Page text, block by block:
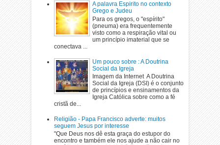
A palavra Espirito no contexto
Grego e Judeu
Para os gregos, o "espírito"
(pneuma) era frequentemente
visto como a respiração vital ou
um princípio imaterial que se
conectava ...
Um pouco sobre : A Doutrina
Social da Igreja
Imagem da Internet A Doutrina
Social da Igreja (DSI) é o conjunto
de princípios e ensinamentos da
Igreja Católica sobre como a fé
cristã de...
Religião - Papa Francisco adverte: muitos
seguem Jesus por interesse
"Que Deus nos dê esta graça do estupor do
encontro e também ele nos ajude a não cair no